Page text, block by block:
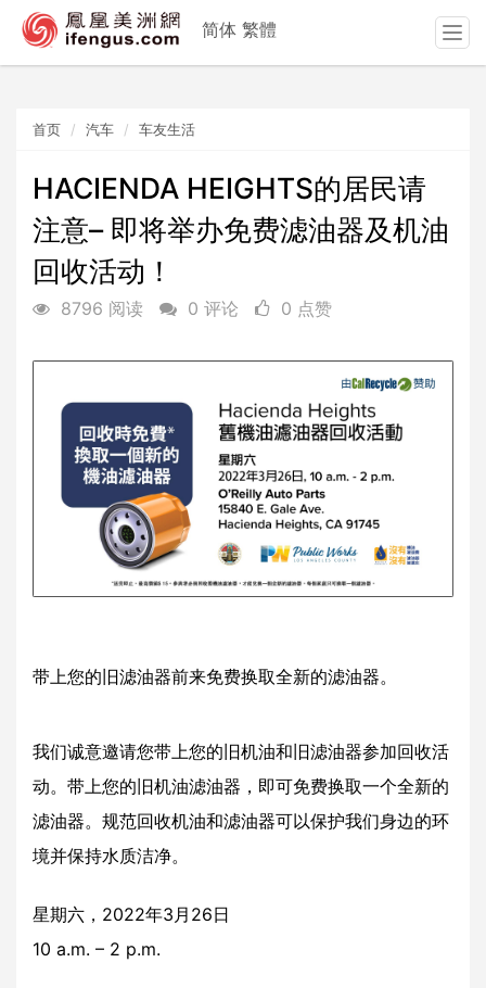
首页 汽车 车友生活
HACIENDA HEIGHTS的居民请
注意– 即将举办免费滤油器及机油
回收活动！
8796 阅读 0 评论 0 点赞
带上您的旧滤油器前来免费换取全新的滤油器。
我们诚意邀请您带上您的旧机油和旧滤油器参加回收活
动。带上您的旧机油滤油器，即可免费换取一个全新的
滤油器。规范回收机油和滤油器可以保护我们身边的环
境并保持水质洁净。
星期六，2022年3月26日
10 a.m. – 2 p.m.
简体 繁體
T
o
v